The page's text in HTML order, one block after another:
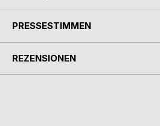
PRESSESTIMMEN
REZENSIONEN